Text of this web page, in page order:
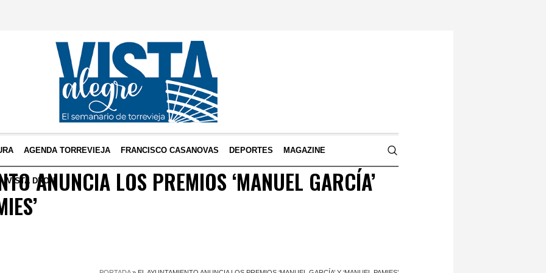
AGENDA TORREVIEJA FRANCISCO CASANOVAS DEPORTES MAGAZINE
VISTA DRONANUNCIA LOS PREMIOS ‘MANUEL GARCÍA’